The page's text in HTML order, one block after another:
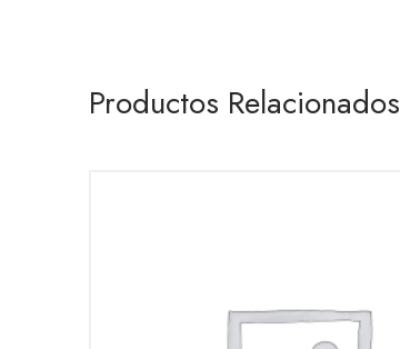
Productos Relacionados